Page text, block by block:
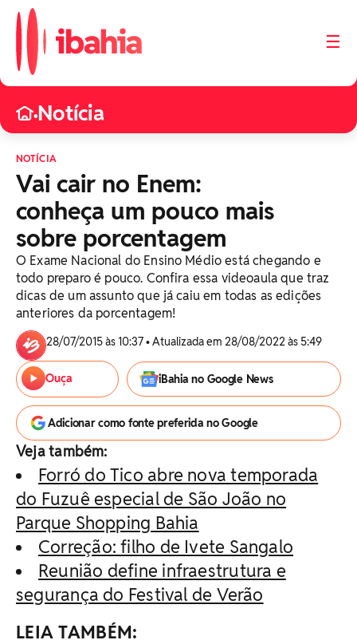
☰
•Notícia
NOTÍCIA
Vai cair no Enem:
conheça um pouco mais
sobre porcentagem
O Exame Nacional do Ensino Médio está chegando e
todo preparo é pouco. Confira essa videoaula que traz
dicas de um assunto que já caiu em todas as edições
anteriores da porcentagem!
28/07/2015 às 10:37 • Atualizada em 28/08/2022 às 5:49
Ouça iBahia no Google News
Adicionar como fonte preferida no Google
Veja também:
Forró do Tico abre nova temporada
do Fuzuê especial de São João no
Parque Shopping Bahia
Correção: filho de Ivete Sangalo
Reunião define infraestrutura e
segurança do Festival de Verão
LEIA TAMBÉM: